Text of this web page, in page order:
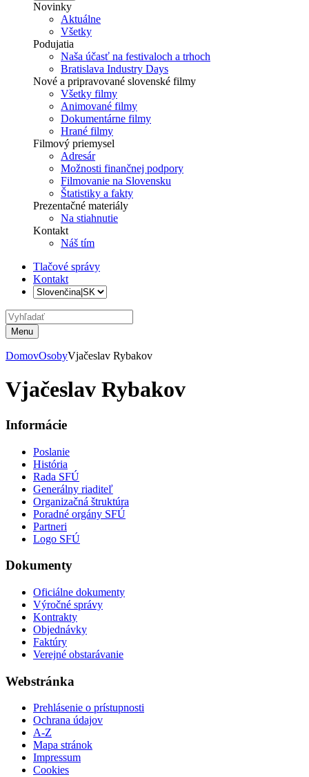
Novinky
Aktuálne
Všetky
Podujatia
Naša účasť na festivaloch a trhoch
Bratislava Industry Days
Nové a pripravované slovenské filmy
Všetky filmy
Animované filmy
Dokumentárne filmy
Hrané filmy
Filmový priemysel
Adresár
Možnosti finančnej podpory
Filmovanie na Slovensku
Štatistiky a fakty
Prezentačné materiály
Na stiahnutie
Kontakt
Náš tím
Tlačové správy
Kontakt
Menu
DomovOsobyVjačeslav Rybakov
Vjačeslav Rybakov
Informácie
Poslanie
História
Rada SFÚ
Generálny riaditeľ
Organizačná štruktúra
Poradné orgány SFÚ
Partneri
Logo SFÚ
Dokumenty
Oficiálne dokumenty
Výročné správy
Kontrakty
Objednávky
Faktúry
Verejné obstarávanie
Webstránka
Prehlásenie o prístupnosti
Ochrana údajov
A-Z
Mapa stránok
Impressum
Cookies